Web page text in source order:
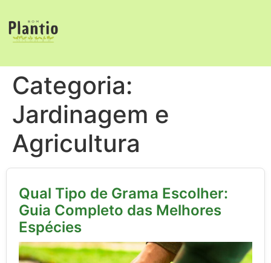
Categoria:
Jardinagem e
Agricultura
Qual Tipo de Grama Escolher:
Guia Completo das Melhores
Espécies